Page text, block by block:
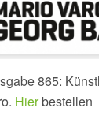
865:
Hierbestellen